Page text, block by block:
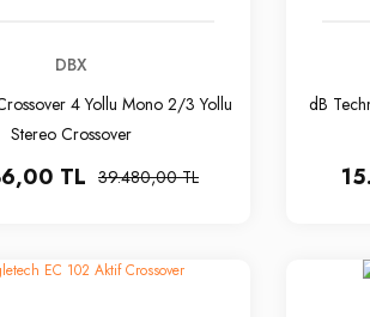
DBX
4 Yollu Mono 2/3 Yollu
Stereo Crossover
TL 39.480,00 TL
dB